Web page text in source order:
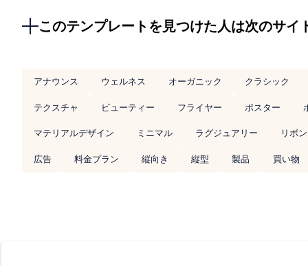
このテンプレートを見つけた人は次のサイ
アナウンス ウェルネス オーガニック
クラシック
テクスチャ
ビューティー フライヤー ポスター
マテリアルデザイン
ミニマル ラグジュアリー
リボン
広告
料金プラン 縦向き 縦型 製品 買い物